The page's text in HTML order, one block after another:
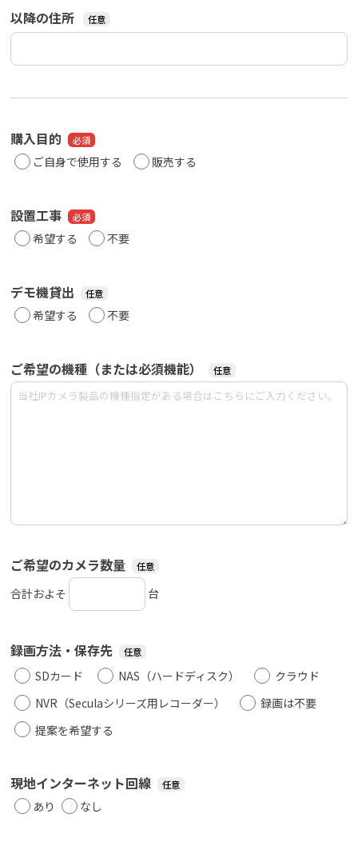
以降の住所
購入目的
ご自身で使用する 販売する
設置工事
希望する 不要
デモ機貸出
希望する 不要
ご希望の機種（または必須機能）
ご希望のカメラ数量
合計およそ 台
録画方法・保存先
SDカード NAS（ハードディスク）
クラウド
NVR（Seculaシリーズ用レコーダー）
録画は不要
提案を希望する
現地インターネット回線
あり なし